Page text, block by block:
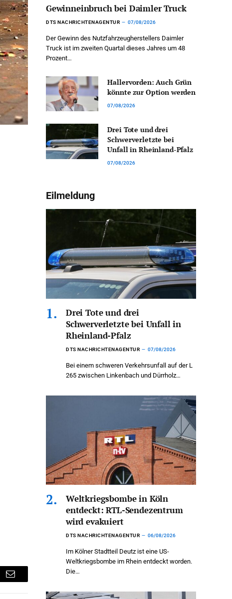
Email
Gewinneinbruch bei Daimler Truck
DTS NACHRICHTENAGENTUR 07/08/2026
Der Gewinn des Nutzfahrzeugherstellers Daimler
Truck ist im zweiten Quartal dieses Jahres um 48
Prozent…
Hallervorden: Auch Grün
könnte zur Option werden
07/08/2026
Drei Tote und drei
Schwerverletzte bei
Unfall in Rheinland-Pfalz
07/08/2026
Eilmeldung
Drei Tote und drei
Schwerverletzte bei Unfall in
Rheinland-Pfalz
DTS NACHRICHTENAGENTUR 07/08/2026
Bei einem schweren Verkehrsunfall auf der L
265 zwischen Linkenbach und Dürrholz…
Weltkriegsbombe in Köln
entdeckt: RTL-Sendezentrum
wird evakuiert
DTS NACHRICHTENAGENTUR 06/08/2026
Im Kölner Stadtteil Deutz ist eine US-
Weltkriegsbombe im Rhein entdeckt worden.
Die…